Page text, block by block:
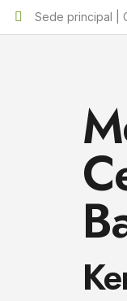
Sede principal |